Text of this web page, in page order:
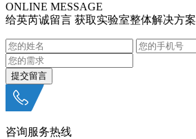
ONLINE MESSAGE
给英芮诚留言 获取实验室整体解决方案
咨询服务热线